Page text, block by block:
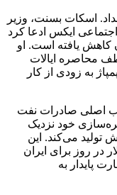
اسکات بسنت، وزیر
ایکس ادعا کرد
کاهش یافته است. او
محاصره ایالات
به زودی از کار
اصلی صادرات نفت
خود نزدیک
تولید می‌کند. این
تقریبا ۱۷۰ میلیون دلار در روز برای ایران
پایدار به